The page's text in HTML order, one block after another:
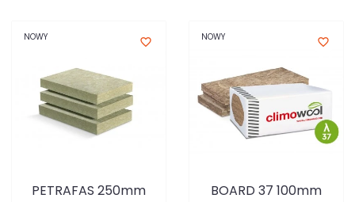
NOWY favorite_border
PETRAFAS 250mm
NOWY favorite_border
BOARD 37 100mm